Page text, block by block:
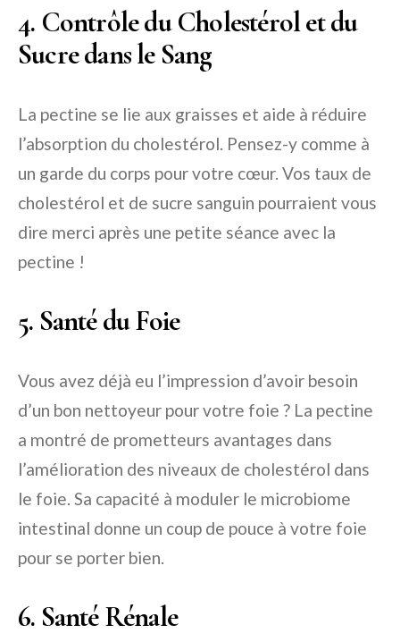
4. Contrôle du Cholestérol et du
Sucre dans le Sang
La pectine se lie aux graisses et aide à réduire
l’absorption du cholestérol. Pensez-y comme à
un garde du corps pour votre cœur. Vos taux de
cholestérol et de sucre sanguin pourraient vous
dire merci après une petite séance avec la
pectine !
5. Santé du Foie
Vous avez déjà eu l’impression d’avoir besoin
d’un bon nettoyeur pour votre foie ? La pectine
a montré de prometteurs avantages dans
l’amélioration des niveaux de cholestérol dans
le foie. Sa capacité à moduler le microbiome
intestinal donne un coup de pouce à votre foie
pour se porter bien.
6. Santé Rénale